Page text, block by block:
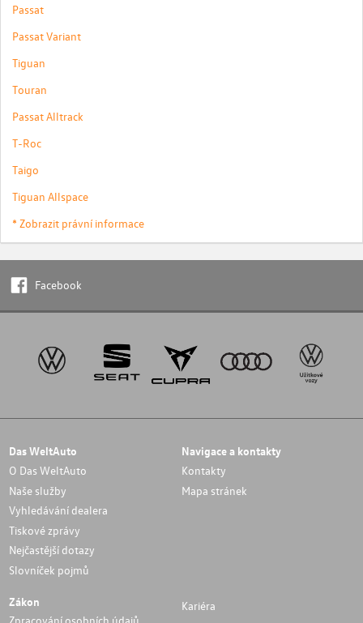
Passat
Passat Variant
Tiguan
Touran
Passat Alltrack
T-Roc
Taigo
Tiguan Allspace
* Zobrazit právní informace
Facebook
Das WeltAuto
O Das WeltAuto
Naše služby
Vyhledávání dealera
Tiskové zprávy
Nejčastější dotazy
Slovníček pojmů
Navigace a kontakty
Kontakty
Mapa stránek
Zákon Kariéra